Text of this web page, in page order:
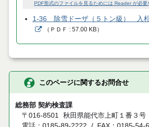
PDF形式のファイルを見るためには Reader が必要
1-36 除雪ドーザ（５トン級） 入
（ ＰＤＦ 57.00 KB）
このページに関するお問合せ
総務部 契約検査課
〒016-8501 秋田県能代市上町１番３号